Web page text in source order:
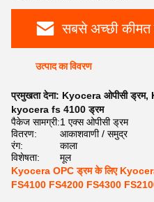
सबसे अच्छी कीमत
उत्पाद का विवरण
प्रमुखता देना: Kyocera ओपीसी ड्रम,
kyocera fs 4100 ड्रम
पैकेज सामग्री:1 एक्स ओपीसी ड्रम
वितरण:
आकाशवाणी / समुद्र
रंग:
काला
विशेषता:
मूल
Kyocera OPC ड्रम के लिए
FS4100 FS4200 FS4300